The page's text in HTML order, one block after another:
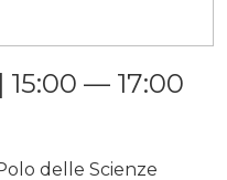
15:00 — 17:00
delle Scienze